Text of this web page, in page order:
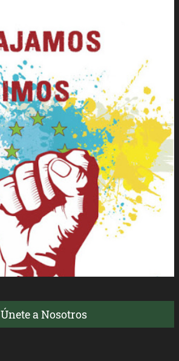
Únete a Nosotros